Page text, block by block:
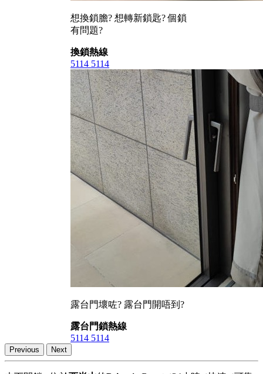
想換鎖膽? 想轉新鎖匙? 個鎖
有問題?
換鎖熱線
5114 5114
露台門壞咗? 露台門開唔到?
露台門鎖熱線
5114 5114
Previous Next